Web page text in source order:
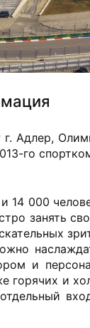
Адлер,
го
14 000
занять
и
горячих и